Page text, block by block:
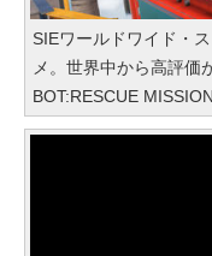
SIEワールドワイド・
メ。世界中から高評価
BOT:RESCUE